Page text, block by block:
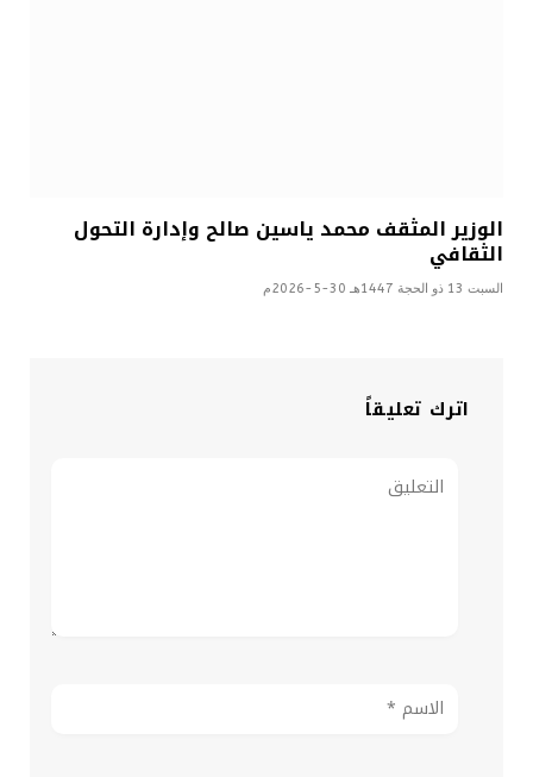
الوزير المثقف محمد ياسين صالح وإدارة التحول
الثقافي
السبت 13 ذو الحجة 1447هـ 30-5-2026م
اترك تعليقاً